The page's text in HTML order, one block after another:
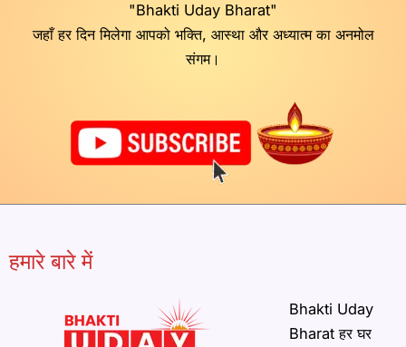
"Bhakti Uday Bharat"
जहाँ हर दिन मिलेगा आपको भक्ति, आस्था और अध्यात्म का अनमोल
संगम।
हमारे बारे में
Bhakti Uday
Bharat हर घर